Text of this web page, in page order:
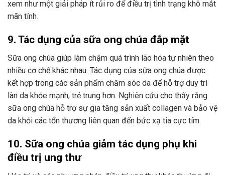
xem như một giải pháp ít rủi ro để điều trị tình trạng khô mắt
mãn tính.
9. Tác dụng của sữa ong chúa đắp mặt
Sữa ong chúa giúp làm chậm quá trình lão hóa tự nhiên theo
nhiều cơ chế khác nhau. Tác dụng của sữa ong chúa được
kết hợp trong các sản phẩm chăm sóc da để hỗ trợ duy trì
làn da khỏe mạnh, trẻ trung hơn. Nghiên cứu cho thấy rằng
sữa ong chúa hỗ trợ sự gia tăng sản xuất collagen và bảo vệ
da khỏi các tổn thương liên quan đến bức xạ tia cực tím.
10. Sữa ong chúa giảm tác dụng phụ khi
điều trị ung thư